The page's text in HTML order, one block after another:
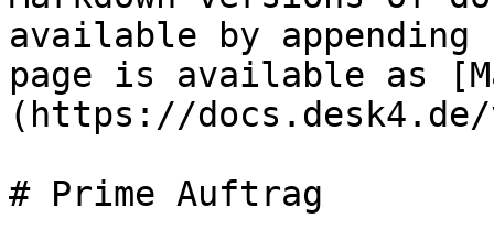
available by
page is available as
(https://
# Prime Auftrag